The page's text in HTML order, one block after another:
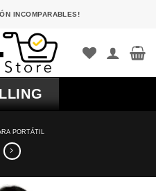
INCOMPARABLES!
PORTÁTIL